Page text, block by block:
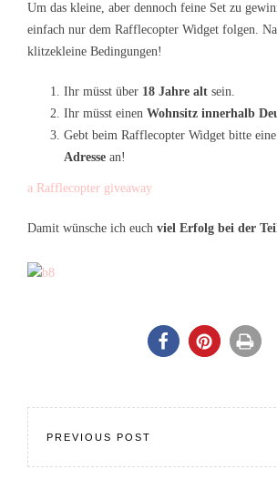
Um das kleine, aber dennoch feine Set zu
einfach nur dem Rafflecopter Widget folgen.
klitzekleine Bedingungen!
Ihr müsst über 18 Jahre alt sein.
Ihr müsst einen Wohnsitz innerhalb
Gebt beim Rafflecopter Widget bitte eine
Adresse an!
a Rafflecopter giveaway
Damit wünsche ich euch viel Erfolg bei der
PREVIOUS POST